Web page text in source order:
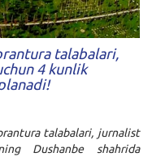
talabalari,
4 kunlik
talabalari, jurnalist
Dushanbe shahrida